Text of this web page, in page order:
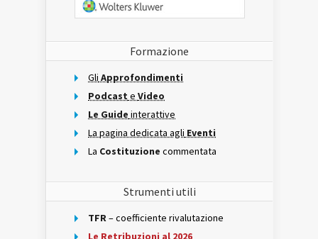
Formazione
Gli Approfondimenti
Podcast e Video
Le Guide interattive
La pagina dedicata agli Eventi
La Costituzione commentata
Strumenti utili
TFR– coefficiente rivalutazione
Le Retribuzioni al 2026